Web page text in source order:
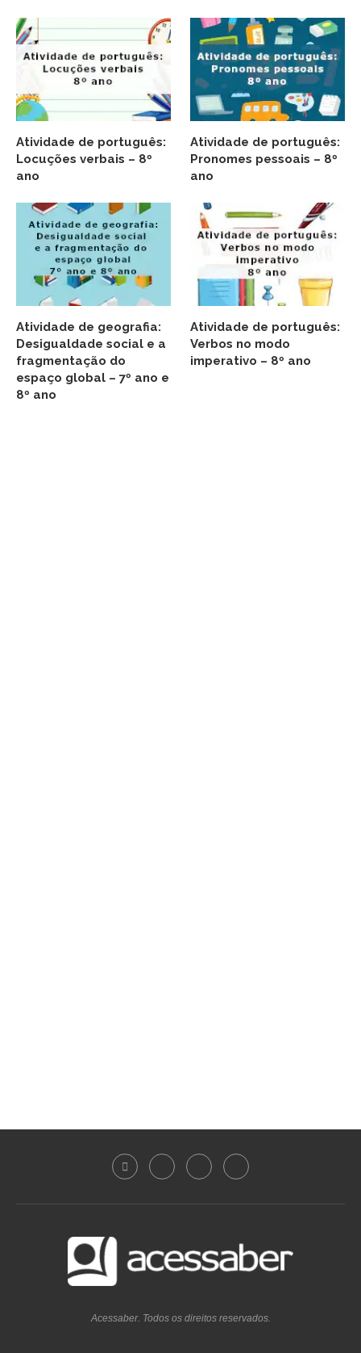
Atividade de português:
Locuções verbais – 8º
ano
Atividade de português:
Pronomes pessoais – 8º
ano
Atividade de geografia:
Desigualdade social e a
fragmentação do
espaço global – 7º ano e
8º ano
Atividade de português:
Verbos no modo
imperativo – 8º ano
Acessaber. Todos os direitos reservados.